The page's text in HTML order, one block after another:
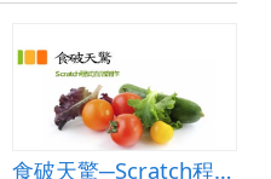
食破天驚─Scratch程式直落創作